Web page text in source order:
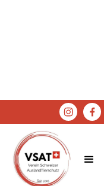
SPENDEN
SHOP STATUS: